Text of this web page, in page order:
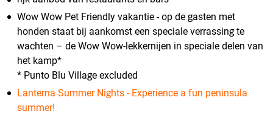
Wow Wow Pet Friendly vakantie - op de gasten met
honden staat bij aankomst een speciale verrassing te
wachten – de Wow Wow-lekkernijen in speciale delen van
het kamp*
* Punto Blu Village excluded
Lanterna Summer Nights - Experience a fun peninsula
summer!